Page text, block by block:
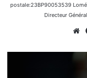
postale:23BP90053539
Directeur